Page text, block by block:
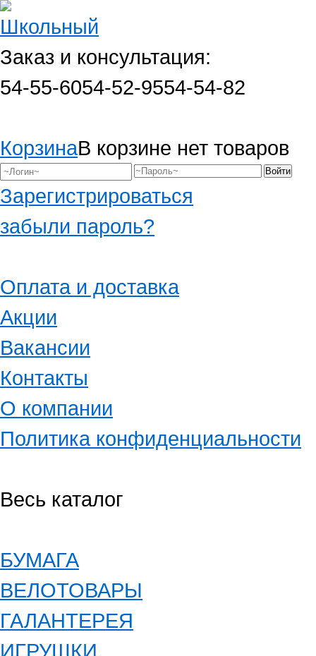
Заказ и консультация:
54-55-6054-52-9554-54-82
КорзинаВ корзине нет товаров
Зарегистрироваться
забыли пароль?
Оплата и доставка
Акции
Вакансии
Контакты
О компании
Политика конфиденциальности
Весь каталог
БУМАГА
ВЕЛОТОВАРЫ
ГАЛАНТЕРЕЯ
ИГРУШКИ